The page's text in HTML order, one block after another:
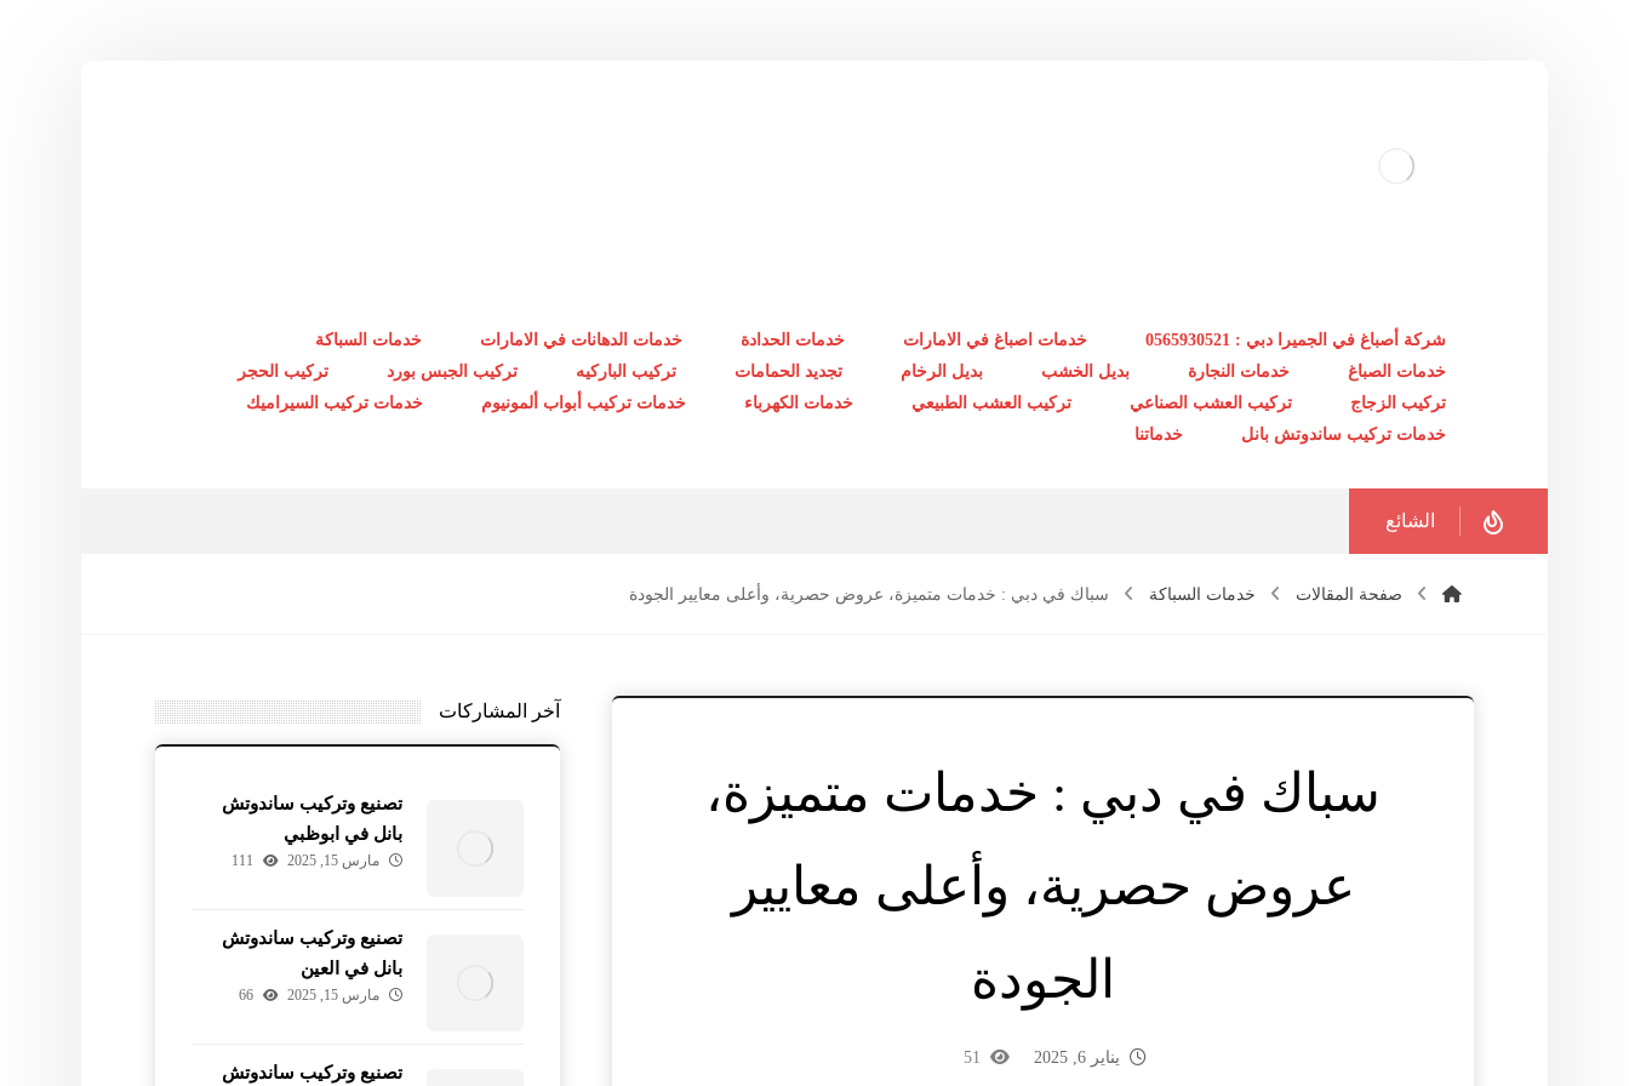
شركة أصباغ في الجميرا دبي : 0565930521 خدمات اصباغ في الامارات خدمات الحدادة خدمات الدهانات في الامارات
خدمات السباكة
خدمات الصباغ
خدمات النجارة بديل الخشب بديل الرخام تجديد الحمامات تركيب الباركيه تركيب الجبس بورد
تركيب الحجر
تركيب الزجاج
تركيب العشب الصناعي تركيب العشب الطبيعي خدمات الكهرباء خدمات تركيب أبواب ألمونيوم
خدمات تركيب السيراميك
خدمات تركيب ساندوتش بانل
خدماتنا
الشائع
صفحة المقالات خدمات السباكة سباك في دبي : خدمات متميزة، عروض حصرية، وأعلى معايير الجودة
سباك في دبي : خدمات متميزة،
عروض حصرية، وأعلى معايير
الجودة
يناير 6, 2025 51
آخر المشاركات
تصنيع وتركيب ساندوتش
بانل في ابوظبي
مارس 15, 2025 111
تصنيع وتركيب ساندوتش
بانل في العين
مارس 15, 2025 66
تصنيع وتركيب ساندوتش